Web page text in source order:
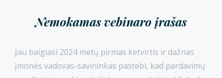
Nemokamas vebinaro įrašas
Jau baigiasi 2024 metų pirmas ketvirtis ir dažnas
įmonės vadovas-savininkas pastebi, kad pardavimų